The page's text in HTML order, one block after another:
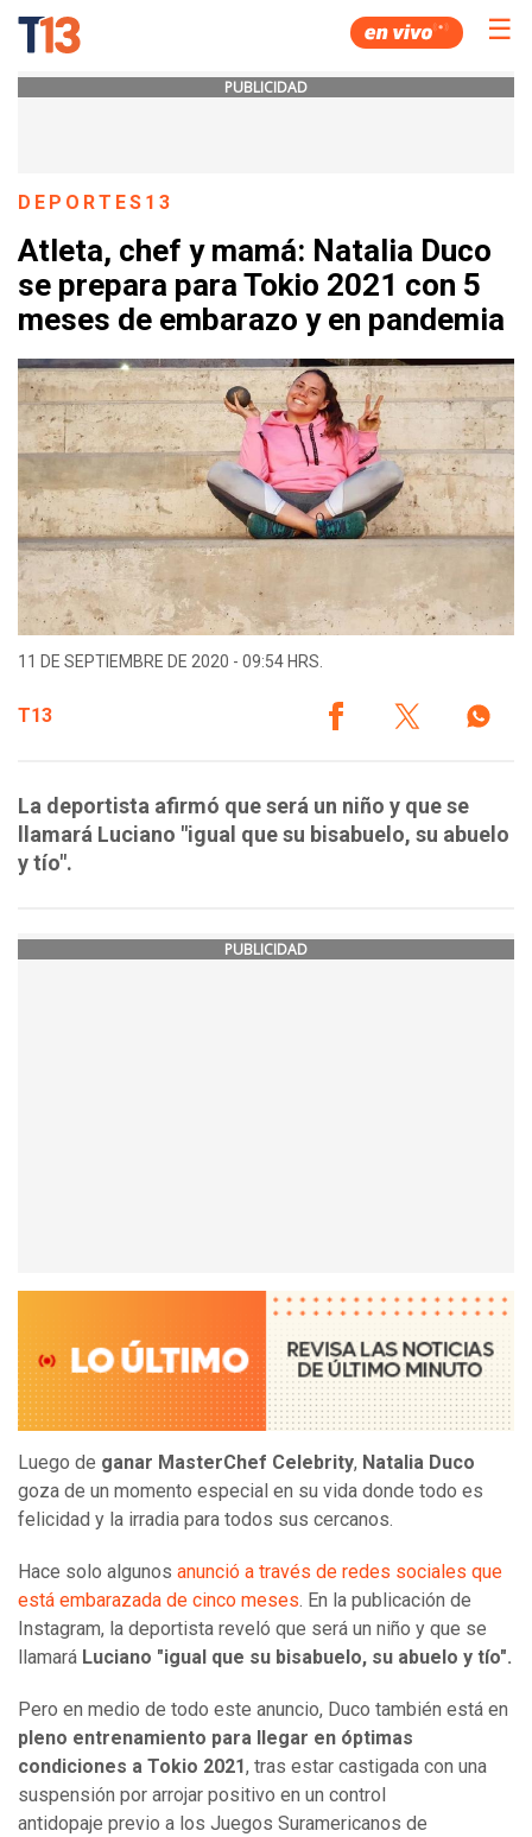
☰
PUBLICIDAD
DEPORTES13
Atleta, chef y mamá: Natalia Duco
se prepara para Tokio 2021 con 5
meses de embarazo y en pandemia
11 DE SEPTIEMBRE DE 2020 - 09:54 HRS.
T13
La deportista afirmó que será un niño y que se
llamará Luciano "igual que su bisabuelo, su abuelo
y tío".
PUBLICIDAD
Luego de ganar MasterChef Celebrity, Natalia Duco
goza de un momento especial en su vida donde todo es
felicidad y la irradia para todos sus cercanos.
Hace solo algunos anunció a través de redes sociales que
está embarazada de cinco meses. En la publicación de
Instagram, la deportista reveló que será un niño y que se
llamará Luciano "igual que su bisabuelo, su abuelo y tío".
Pero en medio de todo este anuncio, Duco también está en
pleno entrenamiento para llegar en óptimas
condiciones a Tokio 2021, tras estar castigada con una
suspensión por arrojar positivo en un control
antidopaje previo a los Juegos Suramericanos de